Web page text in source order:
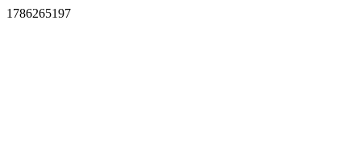
1786265197